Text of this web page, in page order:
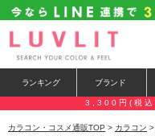
ランキング ブランド
3,300円(税込
カラコン・コスメ通販TOP > カラコン >